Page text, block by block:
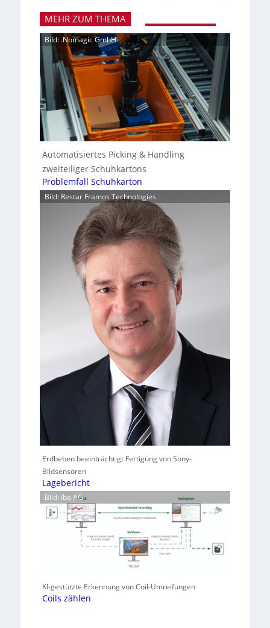
MEHR ZUM THEMA
Bild: .Nomagic GmbH
Automatisiertes Picking & Handling
zweiteiliger Schuhkartons
Problemfall Schuhkarton
Bild: Restar Framos Technologies
Erdbeben beeinträchtigt Fertigung von Sony-
Bildsensoren
Lagebericht
Bild: iba AG
KI-gestützte Erkennung von Coil-Umreifungen
Coils zählen